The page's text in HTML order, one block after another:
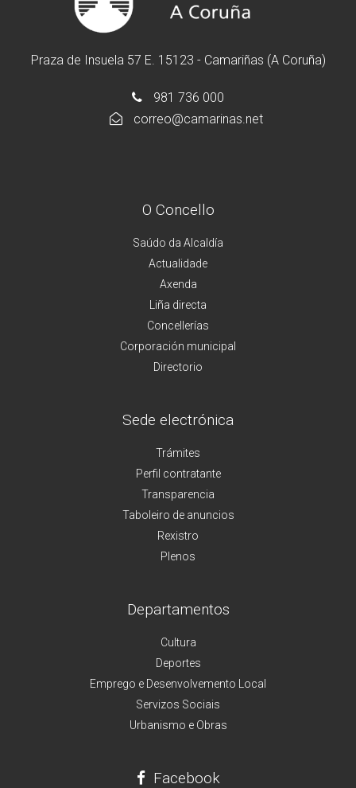
Praza de Insuela 57 E. 15123 - Camariñas (A Coruña)
981 736 000
correo@camarinas.net
O Concello
Saúdo da Alcaldía
Actualidade
Axenda
Liña directa
Concellerías
Corporación municipal
Directorio
Sede electrónica
Trámites
Perfil contratante
Transparencia
Taboleiro de anuncios
Rexistro
Plenos
Departamentos
Cultura
Deportes
Emprego e Desenvolvemento Local
Servizos Sociais
Urbanismo e Obras
Facebook